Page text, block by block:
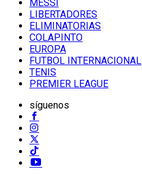
MESSI
LIBERTADORES
ELIMINATORIAS
COLAPINTO
EUROPA
FUTBOL INTERNACIONAL
TENIS
PREMIER LEAGUE
síguenos